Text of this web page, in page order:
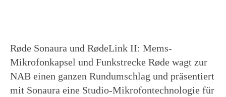
Røde Sonaura und RødeLink II: Mems-
Mikrofonkapsel und Funkstrecke Røde wagt zur
NAB einen ganzen Rundumschlag und präsentiert
mit Sonaura eine Studio-Mikrofontechnologie für